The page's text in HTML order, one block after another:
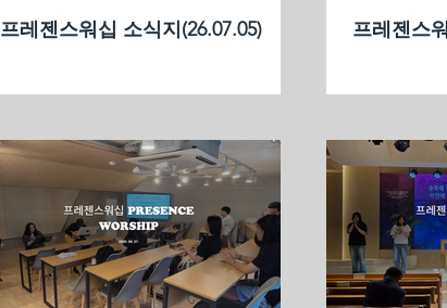
프레젠스워십 소식지(26.07.05) 프레젠스